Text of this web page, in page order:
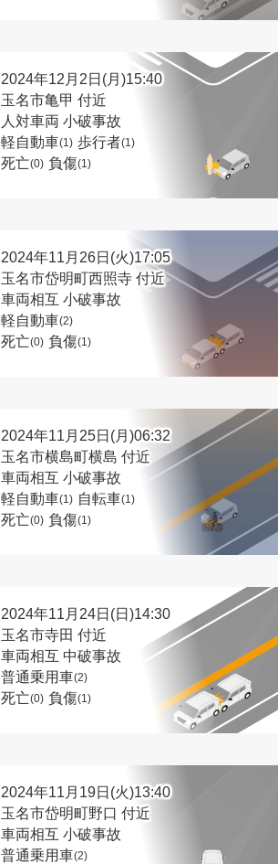
2024年12月2日(月)15:40
玉名市亀甲 付近
人対車両 小破事故
軽自動車(1) 歩行者(1)
死亡(0) 負傷(1)
2024年11月26日(火)17:05
玉名市岱明町西照寺 付近
車両相互 小破事故
軽自動車(2)
死亡(0) 負傷(1)
2024年11月25日(月)06:32
玉名市横島町横島 付近
車両相互 小破事故
軽自動車(1) 自転車(1)
死亡(0) 負傷(1)
2024年11月24日(日)14:30
玉名市寺田 付近
車両相互 中破事故
普通乗用車(2)
死亡(0) 負傷(1)
2024年11月19日(火)13:40
玉名市岱明町野口 付近
車両相互 小破事故
普通乗用車(2)